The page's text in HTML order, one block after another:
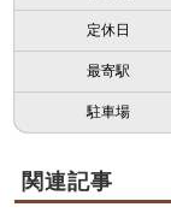
定休日
最寄駅
駐車場
関連記事